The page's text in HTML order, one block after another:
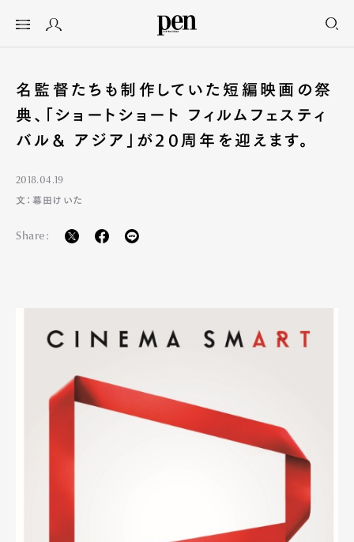
名監督たちも制作していた短編映画の祭
典、「ショートショート フィルムフェスティ
バル& アジア」が20周年を迎えます。
2018.04.19
文：幕田けいた
Share: